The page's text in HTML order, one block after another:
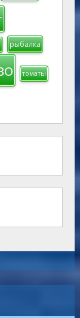
рыбалка
томаты